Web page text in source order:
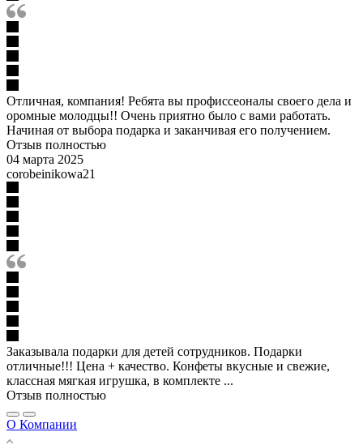
Отличная, компания! Ребята вы профиссеоналы своего дела и
оромные молодцы!! Очень приятно было с вами работать.
Начиная от выбора подарка и заканчивая его получением.
Отзыв полностью
04 марта 2025
corobeinikowa21
Заказывала подарки для детей сотрудников. Подарки
отличные!!! Цена + качество. Конфеты вкусные и свежие,
классная мягкая игрушка, в комплекте ...
Отзыв полностью
О Компании